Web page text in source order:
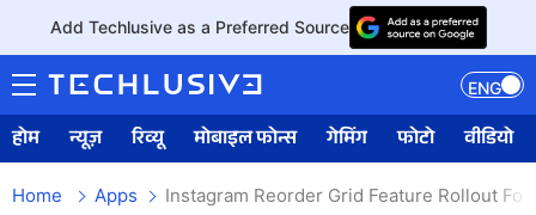
Add Techlusive as a Preferred Source
ENG
होम न्यूज़ रिव्यू मोबाइल फोन्स गेमिंग फोटो वीडियो
Home Apps Instagram Reorder Grid Feature Rollout